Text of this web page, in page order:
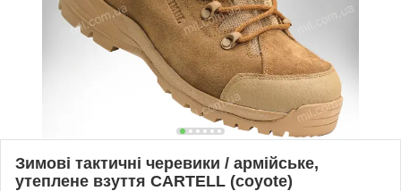
Зимові тактичні черевики / армійське,
утеплене взуття CARTELL (coyote)